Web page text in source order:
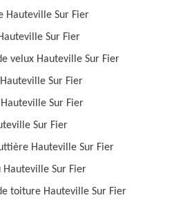
Hauteville Sur Fier
Sur Fier
velux Hauteville Sur Fier
Sur Fier
Sur Fier
Sur Fier
Hauteville Sur Fier
Hauteville Sur Fier
toiture Hauteville Sur Fier